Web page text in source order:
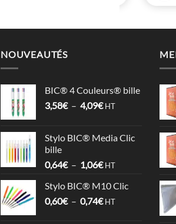
NOUVEAUTÉS
BIC® 4 Couleurs® bille
3,58€ – 4,09€Plage
3,58€
4,09€
HT
Stylo BIC® Media Clic
bille
0,64€ – 1,06€Plage
prix :
0,64€
HT
Stylo BIC® M10 Clic
0,60€ – 0,74€Plage
HT